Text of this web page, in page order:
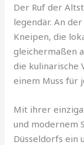
Der Ruf der
legendär. An der
Kneipen, die
gleichermaßen
die kulinarische
einem Muss für
Mit ihrer
und modernem
Düsseldorfs ein